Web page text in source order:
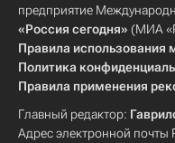
предприятие
«Россия сегодня» (МИА
Правила использования
Политика
Правила применения
Главный редактор:
Адрес электронной почты